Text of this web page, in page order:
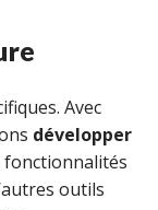
Avec
développer
fonctionnalités
outils